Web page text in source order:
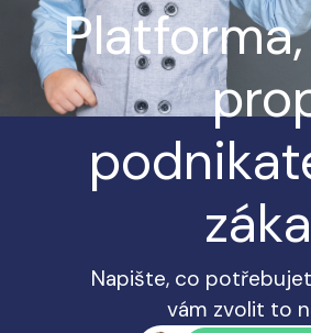
Napište, co
vám zvolit to